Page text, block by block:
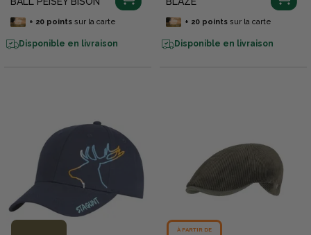
+ 20pointssur la carte
Disponible en livraison
+ 20pointssur la carte
Disponible en livraison
À PARTIR DE